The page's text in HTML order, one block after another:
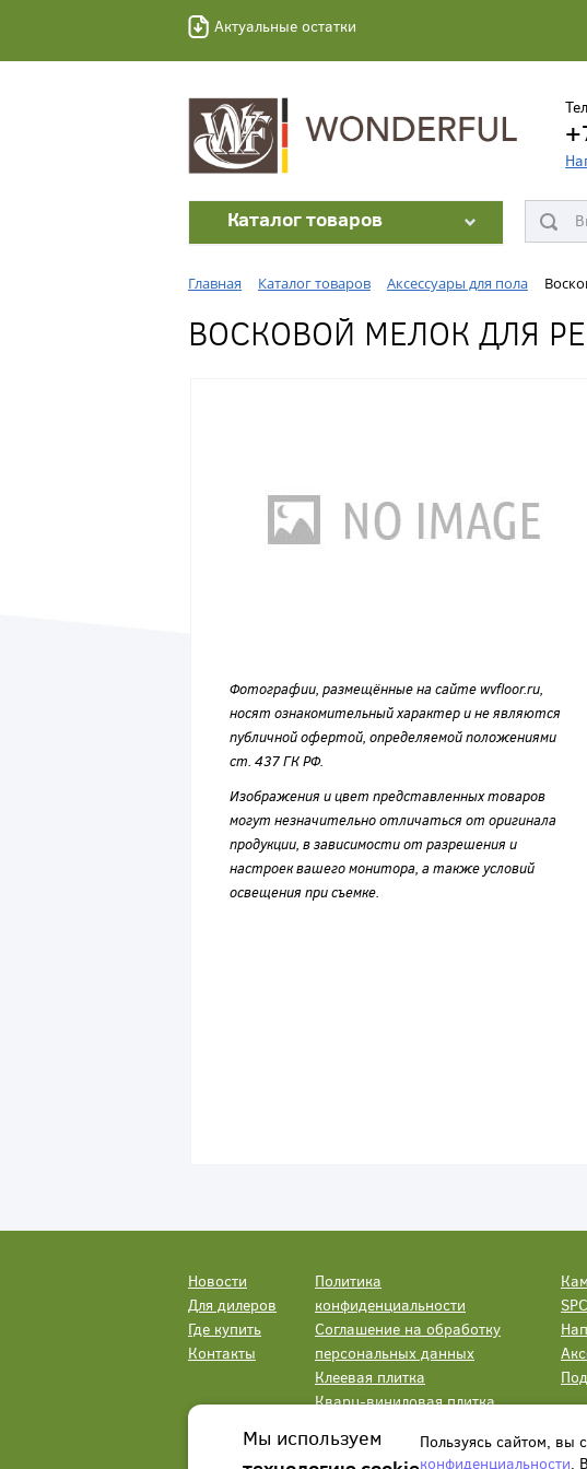
Актуальные остатки
Каталог товаров
Главная Каталог товаров Аксессуары для пола
ВОСКОВОЙ МЕЛОК ДЛЯ
Фотографии, размещённые на сайте wvfloor.ru,
носят ознакомительный характер и не являются
публичной офертой, определяемой положениями
ст. 437 ГК РФ.
Изображения и цвет представленных товаров
могут незначительно отличаться от оригинала
продукции, в зависимости от разрешения и
настроек вашего монитора, а также условий
освещения при съемке.
Новости
Для дилеров
Где купить
Контакты
Политика
конфиденциальности
Соглашение на обработку
персональных данных
Клеевая плитка
Кварц-виниловая плитка
Мы используем
Пользуясь сайтом, вы
конфиденциальности.